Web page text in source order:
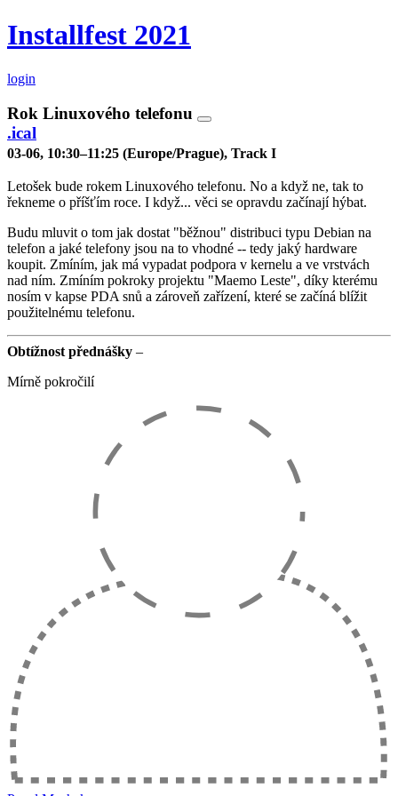
Installfest 2021
login
Rok Linuxového telefonu
.ical
03-06, 10:30–11:25 (Europe/Prague), Track I
Letošek bude rokem Linuxového telefonu. No a když ne, tak to
řekneme o příšťím roce. I když... věci se opravdu začínají hýbat.
Budu mluvit o tom jak dostat "běžnou" distribuci typu Debian na
telefon a jaké telefony jsou na to vhodné -- tedy jaký hardware
koupit. Zmíním, jak má vypadat podpora v kernelu a ve vrstvách
nad ním. Zmíním pokroky projektu "Maemo Leste", díky kterému
nosím v kapse PDA snů a zároveň zařízení, které se začíná blížit
použitelnému telefonu.
Obtížnost přednášky –
Mírně pokročilí